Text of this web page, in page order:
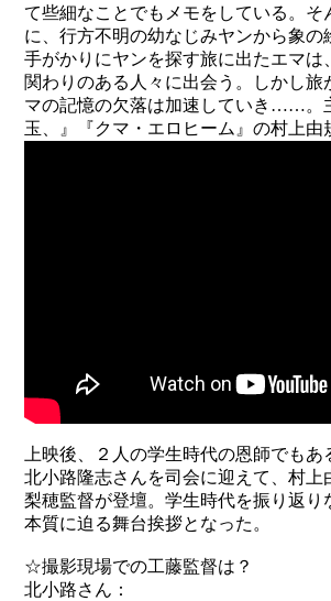
て些細なことでもメモをしている。そ
に、行方不明の幼なじみヤンから象の
手がかりにヤンを探す旅に出たエマは
関わりのある人々に出会う。しかし旅
マの記憶の欠落は加速していき……。
玉、』『クマ・エロヒーム』の村上由
上映後、２人の学生時代の恩師でも
北小路隆志さんを司会に迎えて、村上
梨穂監督が登壇。学生時代を振り返り
本質に迫る舞台挨拶となった。
☆撮影現場での工藤監督は？
北小路さん：